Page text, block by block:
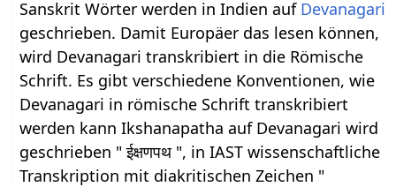
Sanskrit Wörter werden in Indien auf Devanagari
geschrieben. Damit Europäer das lesen können,
wird Devanagari transkribiert in die Römische
Schrift. Es gibt verschiedene Konventionen, wie
Devanagari in römische Schrift transkribiert
werden kann Ikshanapatha auf Devanagari wird
geschrieben " ईक्षणपथ ", in IAST wissenschaftliche
Transkription mit diakritischen Zeichen "